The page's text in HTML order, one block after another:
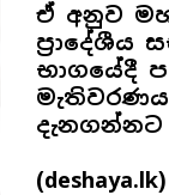
ඒ අනුව
ප්‍රාදේශීය
භාගයේදී
(deshaya.lk)